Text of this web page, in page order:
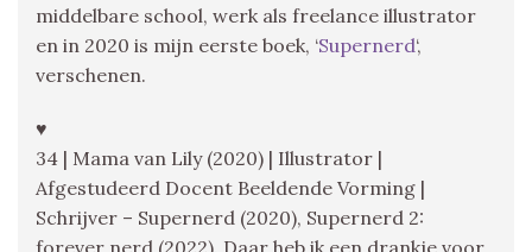
middelbare school, werk als freelance illustrator
en in 2020 is mijn eerste boek, ‘Supernerd‘,
verschenen.
♥
34 | Mama van Lily (2020) | Illustrator |
Afgestudeerd Docent Beeldende Vorming |
Schrijver – Supernerd (2020), Supernerd 2: